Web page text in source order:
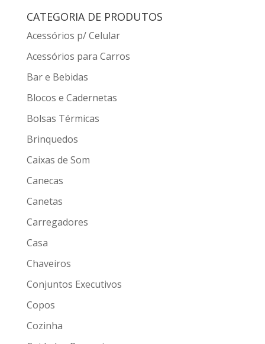
CATEGORIA DE PRODUTOS
Acessórios p/ Celular
Acessórios para Carros
Bar e Bebidas
Blocos e Cadernetas
Bolsas Térmicas
Brinquedos
Caixas de Som
Canecas
Canetas
Carregadores
Casa
Chaveiros
Conjuntos Executivos
Copos
Cozinha